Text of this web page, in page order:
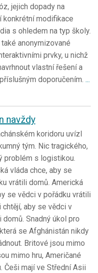
jejich dopady na
konkrétní modifikace
s ohledem na typ školy.
anonymizované
prvky, u nichž
vlastní řešení a
doporučením. ...
navždy
koridoru uvízl
tým. Nic tragického,
problém s logistikou.
vláda chce, aby se
vrátili domů. Americká
se vědci v pořádku vrátili
chtějí, aby se vědci v
domů. Snadný úkol pro
se Afghánistán nikdy
Britové jsou mimo
mimo hru, Američané
Češi mají ve Střední Asii